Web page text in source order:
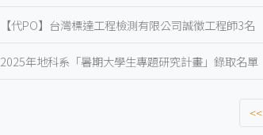
【代PO】台灣標達工程檢測有限公司誠徵工程師3名
2025年地科系「暑期大學生專題研究計畫」錄取名單
<<